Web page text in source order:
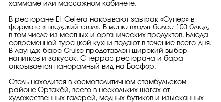
хаммаме или массажном кабинете.
В ресторане Et Cetera накрывают завтрак «Супер» в
формате «шведский стол». В меню входят более 150 блюд,
в том числе из местных и органических продуктов. Блюда
современной турецкой кухни подают в течение всего дня.
В лаундж-баре Cruise представлен широкий выбор
напитков и закусок. С террас ресторана и бара
открывается панорамный вид на Босфор.
Отель находится в космополитичном стамбульском
районе Ортакёй, всего в нескольких шагах от
художественных галерей, модных бутиков и изысканных